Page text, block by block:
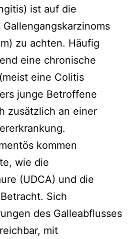
ist auf die
zu achten. Häufig
eine chronische
eine Colitis
junge Betroffene
zusätzlich an einer
kommen
wie die
(UDCA) und die
Sich
des Galleabflusses
mit